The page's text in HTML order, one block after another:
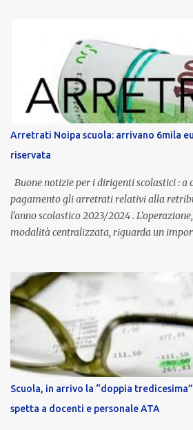
dedicato alle donne vittime di violenza di
normativa nazionale e con l’obiettivo di
supporto in situazioni delicate.
è un unicum in Italia: si tratta di una
Provincia autonoma di Bolzano, che
stipendio nazionale grazie alle
dall’autonomia locale. Non è un bonus
compenso accessorio, ma una voce
aggiornata periodicamente in base al
Arretrati Noipa scuola: arrivano 6mila
riservata
Buone notizie per i dirigenti scolastici : a
pagamento gli arretrati relativi alla
l’anno scolastico 2023/2024 .
modalità centralizzata, riguarda un
ordinaria di ottobre . Cos’è la retribuzione
retribuzione di risultato rappresenta la
stipendio dei dirigenti scolastici. Viene
la qualità dell’attività svolta, la gestione
raggiungimento degli obiettivi fissati dal
e del Merito (MIM) . Per l’anno scolastico
completato la procedura di valutazione e
che ha poi disposto la liquidazione
importi e le trattenute L’importo medio
Scuola, in arrivo la “doppia
spetta a docenti e personale ATA